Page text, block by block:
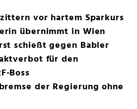
vor hartem Sparkurs
übernimmt in Wien
schießt gegen Babler
für den
Boss
der Regierung ohne